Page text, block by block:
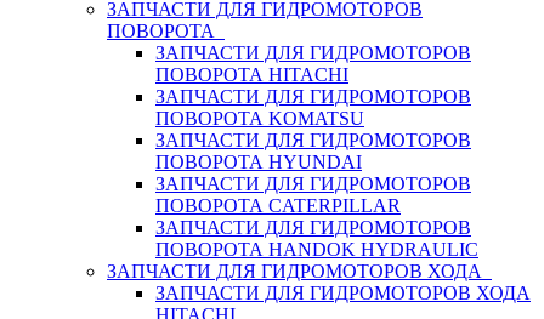
ЗАПЧАСТИ ДЛЯ ГИДРОМОТОРОВ
ПОВОРОТА
ЗАПЧАСТИ ДЛЯ ГИДРОМОТОРОВ
ПОВОРОТА HITACHI
ЗАПЧАСТИ ДЛЯ ГИДРОМОТОРОВ
ПОВОРОТА KOMATSU
ЗАПЧАСТИ ДЛЯ ГИДРОМОТОРОВ
ПОВОРОТА HYUNDAI
ЗАПЧАСТИ ДЛЯ ГИДРОМОТОРОВ
ПОВОРОТА CATERPILLAR
ЗАПЧАСТИ ДЛЯ ГИДРОМОТОРОВ
ПОВОРОТА HANDOK HYDRAULIC
ЗАПЧАСТИ ДЛЯ ГИДРОМОТОРОВ ХОДА
ЗАПЧАСТИ ДЛЯ ГИДРОМОТОРОВ ХОДА
HITACHI